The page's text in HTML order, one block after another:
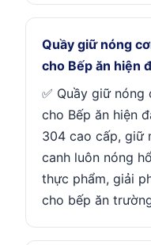
Quầy giữ nóng
cho Bếp ăn hiện
✅ Quầy giữ
cho Bếp ăn hiện
304 cao cấp, giữ
canh luôn nóng
thực phẩm, giải
cho bếp ăn